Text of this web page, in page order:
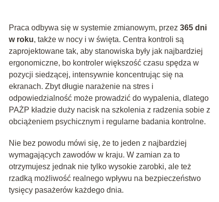
Praca odbywa się w systemie zmianowym, przez 365 dni
w roku, także w nocy i w święta. Centra kontroli są
zaprojektowane tak, aby stanowiska były jak najbardziej
ergonomiczne, bo kontroler większość czasu spędza w
pozycji siedzącej, intensywnie koncentrując się na
ekranach. Zbyt długie narażenie na stres i
odpowiedzialność może prowadzić do wypalenia, dlatego
PAŻP kładzie duży nacisk na szkolenia z radzenia sobie z
obciążeniem psychicznym i regularne badania kontrolne.
Nie bez powodu mówi się, że to jeden z najbardziej
wymagających zawodów w kraju. W zamian za to
otrzymujesz jednak nie tylko wysokie zarobki, ale też
rzadką możliwość realnego wpływu na bezpieczeństwo
tysięcy pasażerów każdego dnia.